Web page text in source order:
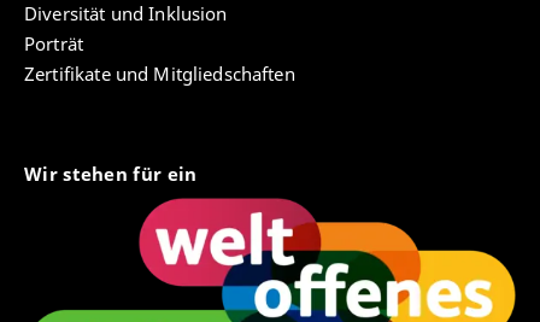
Diversität und Inklusion
Porträt
Zertifikate und Mitgliedschaften
Wir stehen für ein